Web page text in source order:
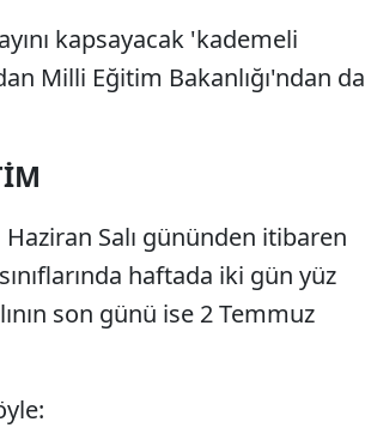
kapsayacak 'kademeli
Milli Eğitim Bakanlığı'ndan da
Haziran Salı gününden itibaren
haftada iki gün yüz
son günü ise 2 Temmuz